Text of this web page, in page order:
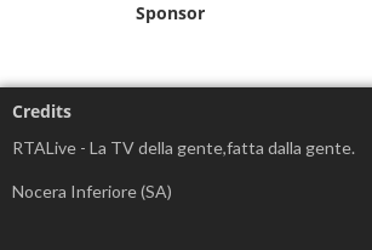
Sponsor
Credits
RTALive - La TV della gente,fatta dalla gente.
Nocera Inferiore (SA)